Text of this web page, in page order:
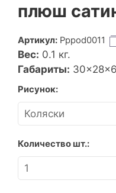
плюш
Артикул: Pppod0011
Вес: 0.1 кг.
Габариты:
Рисунок:
Количество шт.: